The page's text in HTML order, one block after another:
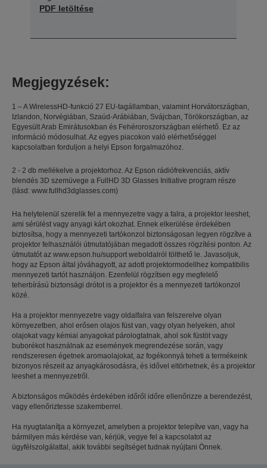
PDF letöltése
Megjegyzések:
1 – A WirelessHD-funkció 27 EU-tagállamban, valamint Horvátországban,
Izlandon, Norvégiában, Szaúd-Arábiában, Svájcban, Törökországban, az
Egyesült Arab Emirátusokban és Fehéroroszországban elérhető. Ez az
információ módosulhat. Az egyes piacokon való elérhetőséggel
kapcsolatban forduljon a helyi Epson forgalmazóhoz.
2 - 2 db mellékelve a projektorhoz. Az Epson rádiófrekvenciás, aktív
blendés 3D szemüvege a FullHD 3D Glasses Initiative program része
(lásd: www.fullhd3dglasses.com)
Ha helytelenül szerelik fel a mennyezetre vagy a falra, a projektor leeshet,
ami sérülést vagy anyagi kárt okozhat. Ennek elkerülése érdekében
biztosítsa, hogy a mennyezeti tartókonzol biztonságosan legyen rögzítve a
projektor felhasználói útmutatójában megadott összes rögzítési ponton. Az
útmutatót az www.epson.hu/support weboldalról tölthető le. Javasoljuk,
hogy az Epson által jóváhagyott, az adott projektormodellhez kompatibilis
mennyezeti tartót használjon. Ezenfelül rögzítsen egy megfelelő
teherbírású biztonsági drótot is a projektor és a mennyezeti tartókonzol
közé.
Ha a projektor mennyezetre vagy oldalfalra van felszerelve olyan
környezetben, ahol erősen olajos füst van, vagy olyan helyeken, ahol
olajokat vagy kémiai anyagokat párologtatnak, ahol sok füstöt vagy
buborékot használnak az események megrendezése során, vagy
rendszeresen égetnek aromaolajokat, az fogékonnyá teheti a termékeink
bizonyos részeit az anyagkárosodásra, és idővel eltörhetnek, és a projektor
leeshet a mennyezetről.
A biztonságos működés érdekében időről időre ellenőrizze a berendezést,
vagy ellenőriztesse szakemberrel.
Ha nyugtalanítja a környezet, amelyben a projektor telepítve van, vagy ha
bármilyen más kérdése van, kérjük, vegye fel a kapcsolatot az
ügyfélszolgálattal, akik további segítséget tudnak nyújtani Önnek.